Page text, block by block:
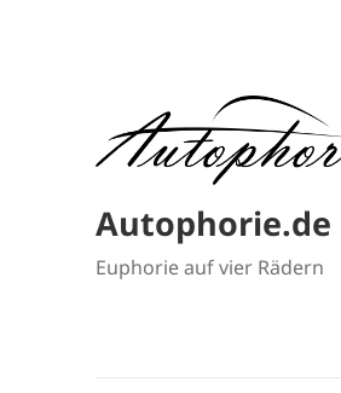
Autophorie.de
Euphorie auf vier Rädern